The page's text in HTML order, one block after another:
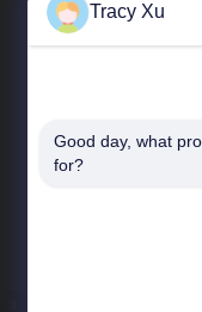
Tracy Xu
Good day, what
for?